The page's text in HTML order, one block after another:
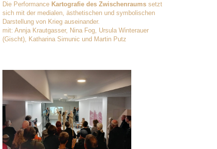
Die Performance Kartografie des Zwischenraums setzt
sich mit der medialen, ästhetischen und symbolischen
Darstellung von Krieg auseinander.
mit: Annja Krautgasser, Nina Fog, Ursula Winterauer
(Gischt), Katharina Simunic und Martin Putz